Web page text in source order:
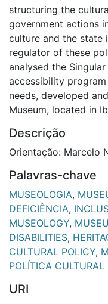
structuring the
government actions
culture and the state
regulator of these
analysed the
accessibility
needs, developed
Museum, located in
Descrição
Orientação: Marcelo
Palavras-chave
MUSEOLOGIA,
DEFICIÊNCIA,
MUSEOLOGY,
DISABILITIES,
CULTURAL POLICY,
POLÍTICA CULTURAL
URI